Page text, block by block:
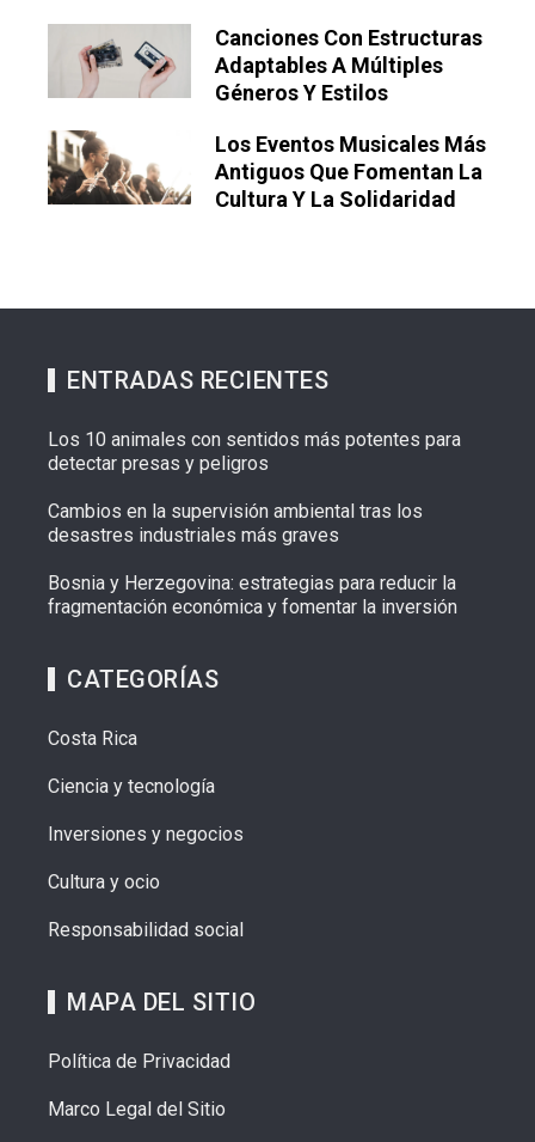
Canciones Con Estructuras
Adaptables A Múltiples
Géneros Y Estilos
Los Eventos Musicales Más
Antiguos Que Fomentan La
Cultura Y La Solidaridad
ENTRADAS RECIENTES
Los 10 animales con sentidos más potentes para
detectar presas y peligros
Cambios en la supervisión ambiental tras los
desastres industriales más graves
Bosnia y Herzegovina: estrategias para reducir la
fragmentación económica y fomentar la inversión
CATEGORÍAS
Costa Rica
Ciencia y tecnología
Inversiones y negocios
Cultura y ocio
Responsabilidad social
MAPA DEL SITIO
Política de Privacidad
Marco Legal del Sitio